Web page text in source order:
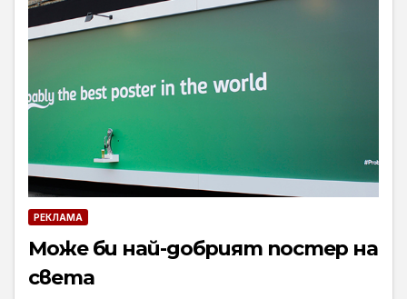
РЕКЛАМА
Може би най-добрият постер на
света